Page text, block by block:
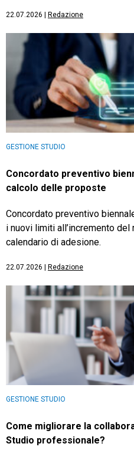
22.07.2026 Redazione
GESTIONE STUDIO
Concordato preventivo
calcolo delle proposte
Concordato preventivo
i nuovi limiti all’incremento
calendario di adesione.
22.07.2026 Redazione
GESTIONE STUDIO
Come migliorare la
Studio professionale?